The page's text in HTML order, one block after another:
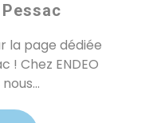
la page dédiée
! Chez ENDEO